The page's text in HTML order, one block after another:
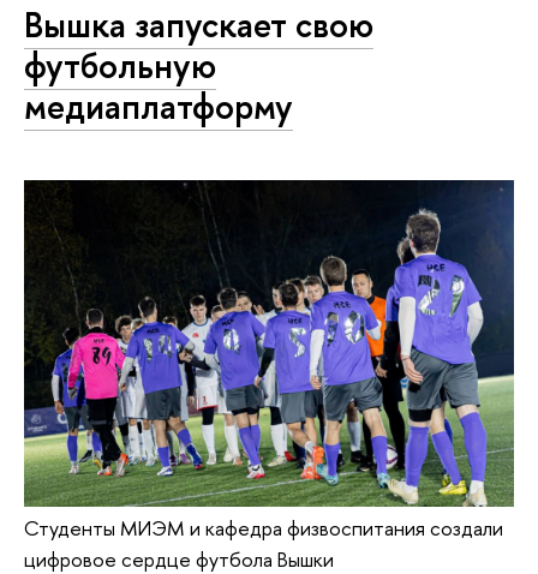
Вышка запускает свою
футбольную
медиаплатформу
Студенты МИЭМ и кафедра физвоспитания создали
цифровое сердце футбола Вышки